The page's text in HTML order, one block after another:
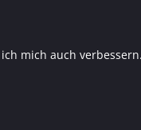
mich auch